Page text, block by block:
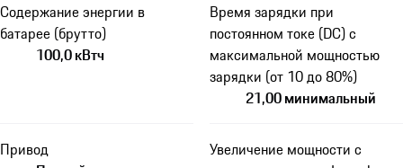
Содержание энергии в
батарее (брутто)
100,0 кВтч
Время зарядки при
постоянном токе (DC) с
максимальной мощностью
зарядки (от 10 до 80%)
21,00 минимальный
Привод
Увеличение мощности с